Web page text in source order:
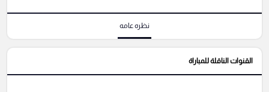
نظره عامه
القنوات الناقلة للمباراة